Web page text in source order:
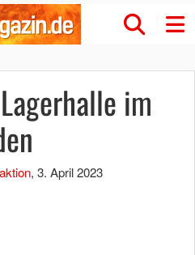
im
, 3. April 2023